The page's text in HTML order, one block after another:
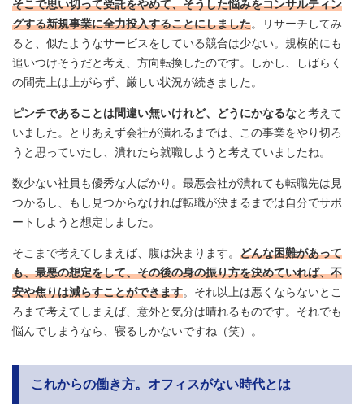
そこで思い切って受託をやめて、そうした悩みをコンサルティン
グする新規事業に全力投入することにしました。リサーチしてみ
ると、似たようなサービスをしている競合は少ない。規模的にも
追いつけそうだと考え、方向転換したのです。しかし、しばらく
の間売上は上がらず、厳しい状況が続きました。
ピンチであることは間違い無いけれど、どうにかなるなと考えて
いました。とりあえず会社が潰れるまでは、この事業をやり切ろ
うと思っていたし、潰れたら就職しようと考えていましたね。
数少ない社員も優秀な人ばかり。最悪会社が潰れても転職先は見
つかるし、もし見つからなければ転職が決まるまでは自分でサポ
ートしようと想定しました。
そこまで考えてしまえば、腹は決まります。 どんな困難があって
も、最悪の想定をして、その後の身の振り方を決めていれば、不
安や焦りは減らすことができます。それ以上は悪くならないとこ
ろまで考えてしまえば、意外と気分は晴れるものです。それでも
悩んでしまうなら、寝るしかないですね（笑）。
これからの働き方。オフィスがない時代とは